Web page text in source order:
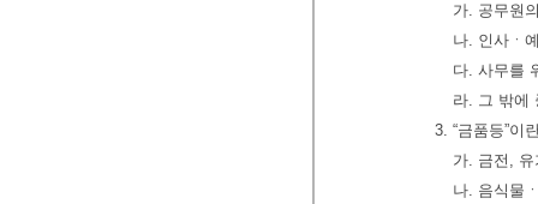
가. 공무원
나. 인사ㆍ
다. 사무를
라. 그 밖에
3. “금품등”이
가. 금전,
나. 음식물